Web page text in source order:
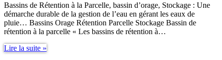
Bassins de Rétention à la Parcelle, bassin d’orage, Stockage : Une
démarche durable de la gestion de l’eau en gérant les eaux de
pluie… Bassins Orage Rétention Parcelle Stockage Bassin de
rétention à la parcelle « Les bassins de rétention à…
Lire la suite »